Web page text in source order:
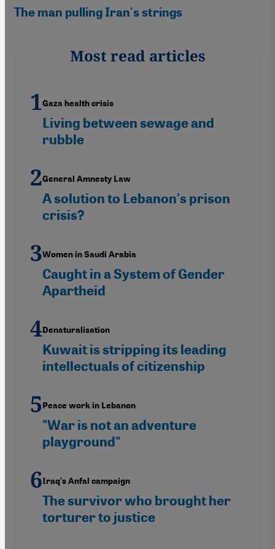
The man pulling Iran's strings
Most read articles
Gaza health crisis
Living between sewage and
rubble
General Amnesty Law
A solution to Lebanon's prison
crisis?
Women in Saudi Arabia
Caught in a System of Gender
Apartheid
Denaturalisation
Kuwait is stripping its leading
intellectuals of citizenship
Peace work in Lebanon
"War is not an adventure
playground"
Iraq's Anfal campaign
The survivor who brought her
torturer to justice